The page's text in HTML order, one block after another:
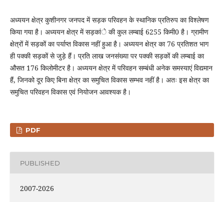
अध्ययन क्षेत्र कुशीनगर जनपद में सड़क परिवहन के स्थानिक प्रतिरुप का विश्लेषण
किया गया है। अध्ययन क्षेत्र में सड़कांे की कुल लम्बाई 6255 किमी0 है। ग्रामीण
क्षेत्रों में सड़कों का पर्याप्त विकास नहीं हुआ है। अध्ययन क्षेत्र का 76 प्रतिशत भाग
ही पक्की सड़कों से जुड़े हैं। प्रति लाख जनसंख्या पर पक्की सड़कों की लम्बाई का
औसत 176 किलोमीटर है। अध्ययन क्षेत्र में परिवहन सम्बंधी अनेक समस्याएं विद्यमान
हैं, जिनको दूर किए बिना क्षेत्र का समुचित विकास सम्भव नहीं है। अतः इस क्षेत्र का
समुचित परिवहन विकास एवं नियोजन आवश्यक है।
PDF
PUBLISHED
2007-2026